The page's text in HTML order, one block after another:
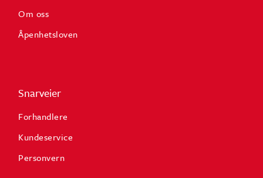
Om oss
Åpenhetsloven
Snarveier
Forhandlere
Kundeservice
Personvern